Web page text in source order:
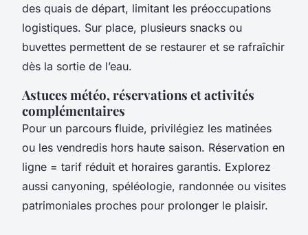
des quais de départ, limitant les préoccupations
logistiques. Sur place, plusieurs snacks ou
buvettes permettent de se restaurer et se rafraîchir
dès la sortie de l’eau.
Astuces météo, réservations et activités
complémentaires
Pour un parcours fluide, privilégiez les matinées
ou les vendredis hors haute saison. Réservation en
ligne = tarif réduit et horaires garantis. Explorez
aussi canyoning, spéléologie, randonnée ou visites
patrimoniales proches pour prolonger le plaisir.